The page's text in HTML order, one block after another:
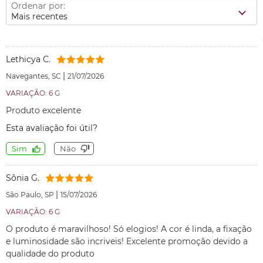
Ordenar por:
Mais recentes
Lethicya C.
Navegantes, SC | 21/07/2026
VARIAÇÃO: 6 G
Produto excelente
Esta avaliação foi útil?
Sim Não
Sônia G.
São Paulo, SP | 15/07/2026
VARIAÇÃO: 6 G
O produto é maravilhoso! Só elogios! A cor é linda, a fixação
e luminosidade são incriveis! Excelente promoção devido a
qualidade do produto